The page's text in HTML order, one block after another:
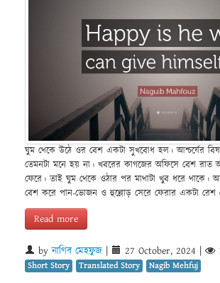
ঘুম থেকে উঠে ওর বেশ একটা সুখবোধ হল। আশ্চর্যের
তেমনটা মনে হয় না। খবরের কাগজের অফিসে বেশ রাত
ফেরে। তাই ঘুম থেকে ওঠার পর মাথাটা খুব ধরে থাকে।
বেশ করে পান-ভোজন ও হুল্লোড় সেরে ফেরার একটা রেশ
Read more
byনাগিব মেহফুজ 27 October, 2024
Short Story Translated Story Nagib Mehfuj